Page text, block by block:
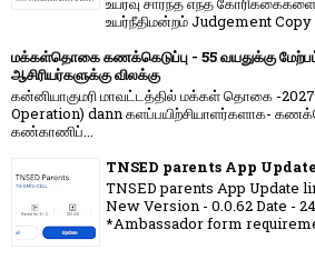
உயர்நீதிமன்றம் Judgement Copy
மக்கள்தொகை கணக்கெடுப்பு - 55 வயதுக்கு
ஆசிரியர்களுக்கு விலக்கு
கன்னியாகுமரி மாவட்டத்தில் மக்கள் தொகை -
Operation) dann களப்பயிற்சியாளர்களாக-
கண்காணிப்...
TNSED parents App
TNSED parents App Update
New Version - 0.0.62 Date -
*Ambassador form